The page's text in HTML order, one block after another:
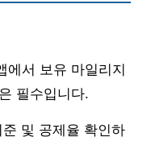
에서 보유 마일리지
필수입니다.
및 공제율 확인하